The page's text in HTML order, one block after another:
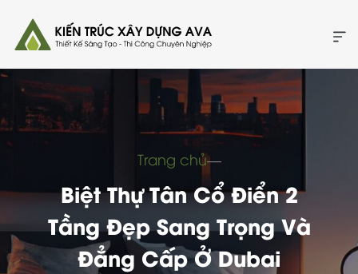
Trang chủ―
Biệt Thự Tân Cổ Điển 2
Tầng Đẹp Sang Trọng Và
Đẳng Cấp Ở Dubai